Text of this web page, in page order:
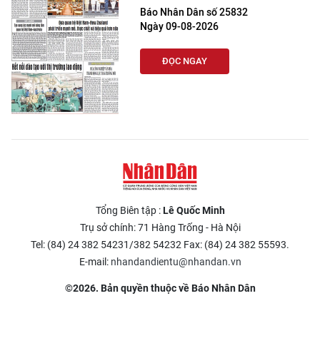
Báo Nhân Dân số 25832
Ngày 09-08-2026
ĐỌC NGAY
Tổng Biên tập :Lê Quốc Minh
Trụ sở chính: 71 Hàng Trống - Hà Nội
Tel: (84) 24 382 54231/382 54232 Fax: (84) 24 382 55593.
E-mail: nhandandientu@nhandan.vn
©2026. Bản quyền thuộc về Báo Nhân Dân